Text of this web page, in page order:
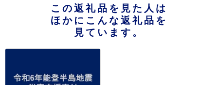
この返礼品を見た人は
ほかにこんな返礼品を
見ています。